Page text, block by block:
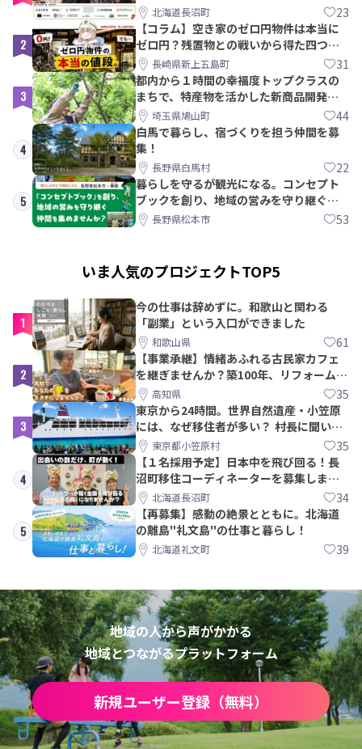
【8/21〆】
北海道長沼町 23
2
【コラム】空き家のゼロ円物件は本当に
ゼロ円？残置物との戦いから得た四つの
教訓｜新上五島町
長崎県新上五島町 31
3
都内から１時間の幸福度トップクラスの
まちで、特産物を活かした新商品開発＆
PRメンバー募集！
埼玉県鳩山町 44
4
白馬で暮らし、宿づくりを担う仲間を募
集！
長野県白馬村 22
5
暮らしを守るが観光になる。コンセプト
ブックを創り、地域の営みを守り継ぐ仲
間を集めませんか？
長野県松本市 53
いま人気のプロジェクトTOP5
1
今の仕事は辞めずに。和歌山と関わる
「副業」という入口ができました
和歌山県 61
2
【事業承継】情緒あふれる古民家カフェ
を継ぎませんか？築100年、リフォームか
ら約10年！
高知県 35
3
東京から24時間。世界自然遺産・小笠原
には、なぜ移住者が多い？ 村長に聞いて
みた東京都小笠原村 35
4
【１名採用予定】日本中を飛び回る！長
沼町移住コーディネーターを募集しま
す！北海道長沼町 34
5
【再募集】感動の絶景とともに。北海道
の離島"礼文島"の仕事と暮らし！
北海道礼文町 39
地域の人から声がかかる
地域とつながるプラットフォーム
新規ユーザー登録（無料）